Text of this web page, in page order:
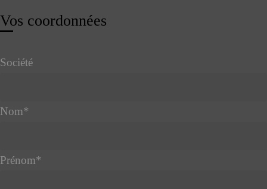
Vos coordonnées
Société
Nom*
Prénom*